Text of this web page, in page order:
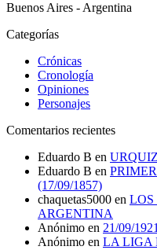
Buenos Aires - Argentina
Categorías
Crónicas
Cronología
Opiniones
Personajes
Comentarios recientes
Eduardo B en
Eduardo B en
(17/09/1857)
chaquetas5000 en LOS
ARGENTINA
Anónimo en 21/09/1921
Anónimo en LA LIGA